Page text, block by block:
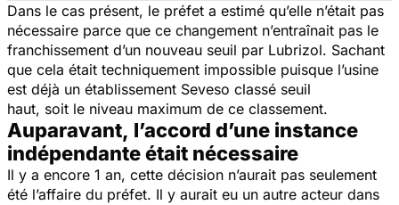
Dans le cas présent, le préfet a estimé qu’elle n’était pas
nécessaire parce que ce changement n’entraînait pas le
franchissement d’un nouveau seuil par Lubrizol. Sachant
que cela était techniquement impossible puisque l’usine
est déjà un établissement Seveso classé seuil
haut, soit le niveau maximum de ce classement.
Auparavant, l’accord d’une instance
indépendante était nécessaire
Il y a encore 1 an, cette décision n’aurait pas seulement
été l’affaire du préfet. Il y aurait eu un autre acteur dans